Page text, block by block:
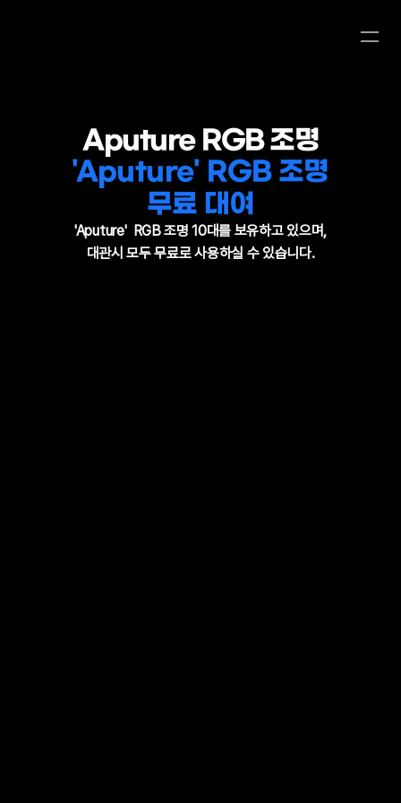
Aputure RGB 조명
'Aputure' RGB 조명
무료 대여
'Aputure'  RGB 조명 10대를 보유하고 있으며,
대관시 모두 무료로 사용하실 수 있습니다.